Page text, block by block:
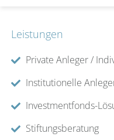
Leistungen
Private Anleger /
Institutionelle
Investmentfonds-
Stiftungsberatung